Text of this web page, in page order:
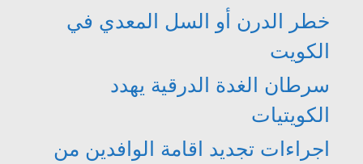
خطر الدرن أو السل المعدي في
الكويت
سرطان الغدة الدرقية يهدد
الكويتيات
اجراءات تجديد اقامة الوافدين من